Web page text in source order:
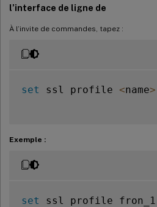
l’interface de ligne de
À l’invite de commandes, tapez :
set ssl profile <name>
Exemple :
set ssl profile fron_1